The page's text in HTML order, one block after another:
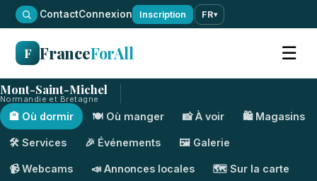
·ContactConnexion Inscription FR▾
F FranceForAll ☰
Mont-Saint-Michel
Normandie et Bretagne
🏨 Où dormir 🍽️ Où manger 📸 À voir 🛍️ Magasins
🛠️ Services 🎉 Événements 🖼️ Galerie
📹 Webcams 📣 Annonces locales 🗺️ Sur la carte